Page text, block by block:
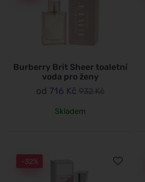
Burberry Brit Sheer toaletní
voda pro ženy
od 716 Kč 932 Kč
Skladem
-32%